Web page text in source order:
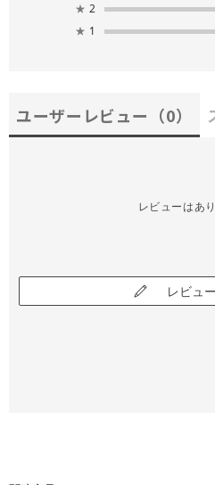
★ 2
★ 1
ユーザーレビュー （0）
レビューはあ
レビュ